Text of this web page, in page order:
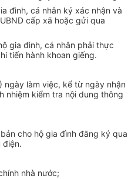
đình, cá nhân ký xác nhận và
cấp xã hoặc gửi qua
gia đình, cá nhân phải thực
tiến hành khoan giếng.
ngày làm việc, kể từ ngày nhận
nhiệm kiểm tra nội dung thông
cho hộ gia đình đăng ký qua
điện.
nhà nước;